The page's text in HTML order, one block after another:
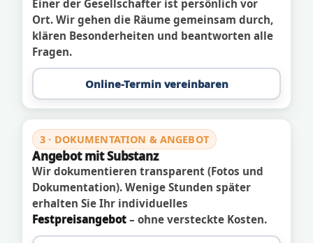
Einer der Gesellschafter ist persönlich vor
Ort. Wir gehen die Räume gemeinsam durch,
klären Besonderheiten und beantworten alle
Fragen.
Online-Termin vereinbaren
3 · DOKUMENTATION & ANGEBOT
Angebot mit Substanz
Wir dokumentieren transparent (Fotos und
Dokumentation). Wenige Stunden später
erhalten Sie Ihr individuelles
Festpreisangebot – ohne versteckte Kosten.